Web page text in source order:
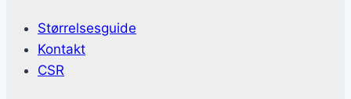
Størrelsesguide
Kontakt
CSR